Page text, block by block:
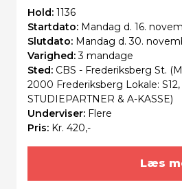
Hold: 1136
Startdato: Mandag d. 16.
Slutdato: Mandag d. 30.
Varighed:3 mandage
Sted: CBS - Frederiksberg St.
2000 Frederiksberg Lokale:
STUDIEPARTNER & A-KASSE)
Underviser: Flere
Pris: Kr. 420,-
Læs